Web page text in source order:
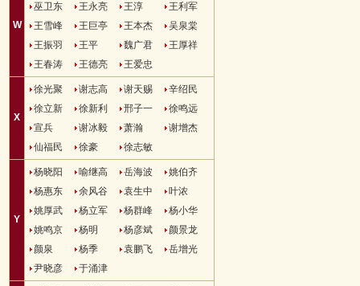
W
巫卫东
王永亮 王淳
王利军
王雪峰
王巨亭 王本杰
吴泉棠
王振羽
王平 魏广君
王厚祥
王春涛
王德亮 王爱忠
X
徐光聚 谢志高 谢天赐
辛绍民
徐立新
徐新利 邢子一
徐鸣远
宣兵
谢冰毅 萧瀚
谢增杰
仙福民
徐豪 徐志敏
Y
杨晓阳 喻继高 岳海波
姚伯齐
杨惠东
余风谷 袁生中
叶浓
姚厚武
杨立军 杨群峰
杨小华
姚鸣京
杨明 杨彦斌
颜景龙
颜泉
杨季 袁鹏飞
岳增光
尹晓彦
于涌津